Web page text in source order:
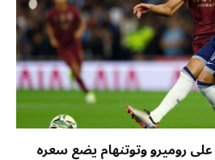
على روميرو وتوتنهام يضع سعره